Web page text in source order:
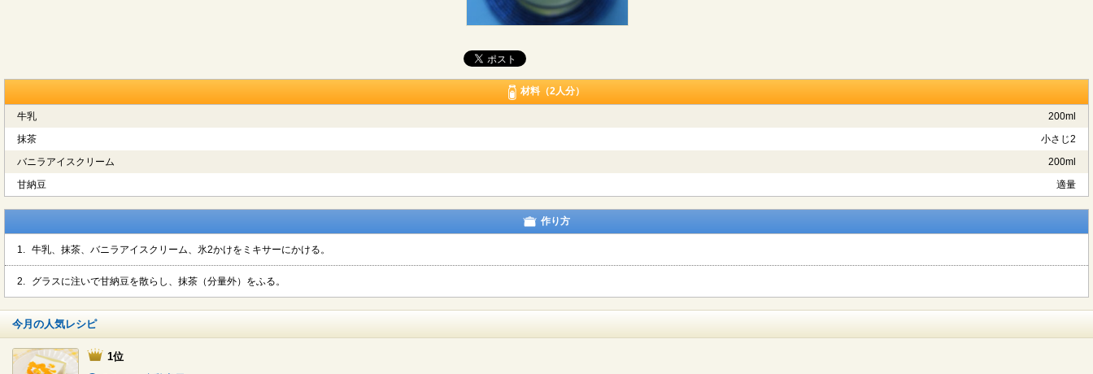
材料（2人分）
牛乳
200ml
抹茶
小さじ2
バニラアイスクリーム
200ml
甘納豆
適量
作り方
1. 牛乳、抹茶、バニラアイスクリーム、氷2かけをミキサーにかける。
2. グラスに注いで甘納豆を散らし、抹茶（分量外）をふる。
今月の人気レシピ
1位